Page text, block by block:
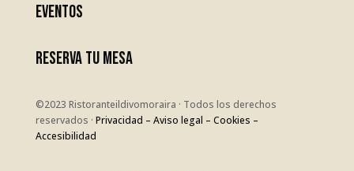
EVENTOS
RESERVA TU MESA
©2023 Ristoranteildivomoraira · Todos los derechos
reservados · Privacidad – Aviso legal – Cookies –
Accesibilidad